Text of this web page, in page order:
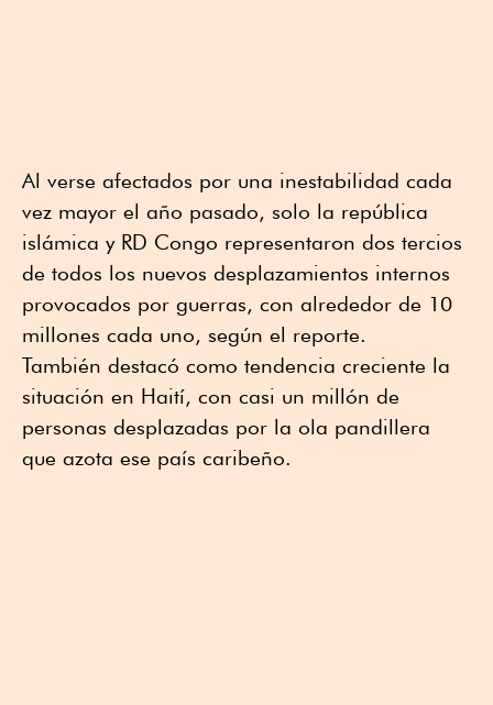
Al verse afectados por una inestabilidad cada
vez mayor el año pasado, solo la república
islámica y RD Congo representaron dos tercios
de todos los nuevos desplazamientos internos
provocados por guerras, con alrededor de 10
millones cada uno, según el reporte.
También destacó como tendencia creciente la
situación en Haití, con casi un millón de
personas desplazadas por la ola pandillera
que azota ese país caribeño.